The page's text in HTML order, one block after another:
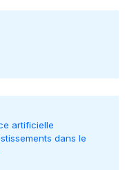
artificielle
dans le